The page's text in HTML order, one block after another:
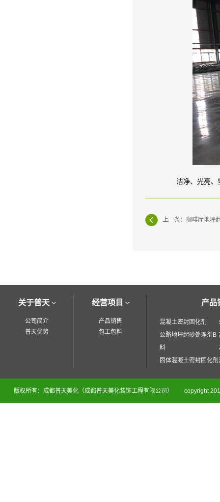
洁净、光亮、
上一条：咖啡厅地坪
关于普天
公司简介
普天优势
经营项目
产品销售
包工包料
产品
混凝土密封固化剂
公路地坪起砂处理剂B
料
固体混凝土密封固化剂
版权所有：成都普天美化（成都普天美化装饰工程有限公司） copyright